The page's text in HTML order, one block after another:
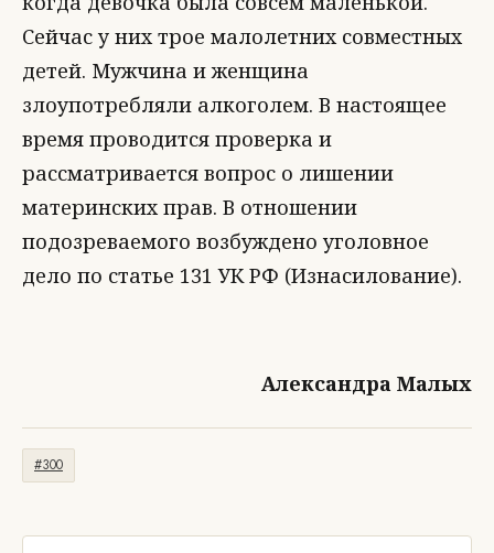
Сейчас у них трое малолетних совместных
детей. Мужчина и женщина
злоупотребляли алкоголем. В настоящее
время проводится проверка и
рассматривается вопрос о лишении
материнских прав. В отношении
подозреваемого возбуждено уголовное
дело по статье 131 УК РФ (Изнасилование).
Александра Малых
#300